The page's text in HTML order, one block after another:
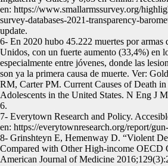
en: https://www.smallarmssurvey.org/
survey-databases-2021-transparency-
update.
6- En 2020 hubo 45.222 muertes por armas
Unidos, con un fuerte aumento (33,4%) en
especialmente entre jóvenes, donde las
son ya la primera causa de muerte. Ver:
RM, Carter PM. Current Causes of Death
Adolescents in the United States. N Eng J
6.
7- Everytown Research and Policy.
en: https://everytownresearch.org/report/
8- Grinshteyn E, Hemenway D. “Violent
Compared with Other High-income OECD
American Journal of Medicine